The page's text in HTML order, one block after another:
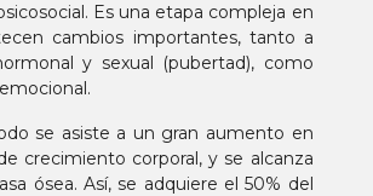
Es una etapa compleja en
cambios importantes, tanto a
y sexual (pubertad), como
se asiste a un gran aumento en
crecimiento corporal, y se alcanza
ósea. Así, se adquiere el 50% del